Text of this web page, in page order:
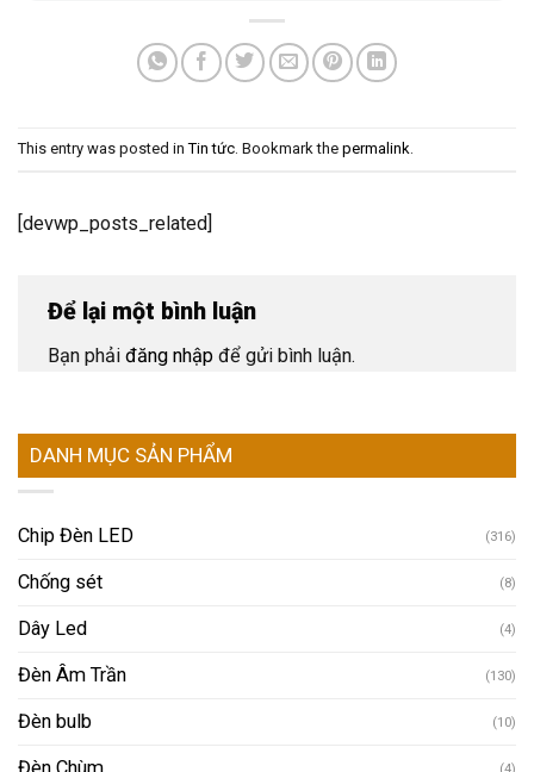
This entry was posted inTin tức . Bookmark the permalink
[devwp_posts_related]
Để lại một bình luận
Bạn phải đăng nhập để gửi bình luận.
DANH MỤC SẢN PHẨM
Chip Đèn LED (316)
Chống sét (8)
Dây Led (4)
Đèn Âm Trần (130)
Đèn bulb (10)
Đèn Chùm (4)